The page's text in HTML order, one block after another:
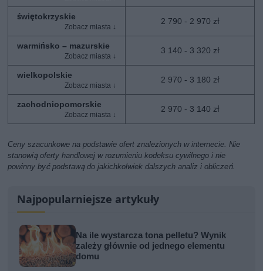
świętokrzyskie 2 790 - 2 970 zł
warmińsko – mazurskie 3 140 - 3 320 zł
wielkopolskie 2 970 - 3 180 zł
zachodniopomorskie 2 970 - 3 140 zł
Ceny szacunkowe na podstawie ofert znalezionych w internecie. Nie
stanowią oferty handlowej w rozumieniu kodeksu cywilnego i nie
powinny być podstawą do jakichkolwiek dalszych analiz i obliczeń.
Najpopularniejsze artykuły
Na ile wystarcza tona pelletu? Wynik
zależy głównie od jednego elementu
domu